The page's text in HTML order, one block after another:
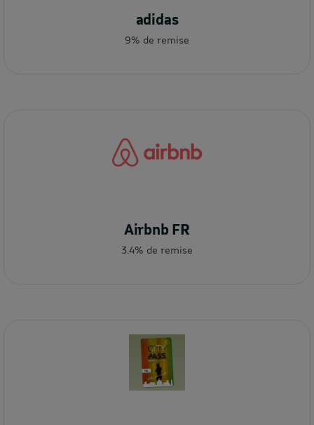
adidas
9% de remise
Airbnb FR
3.4% de remise